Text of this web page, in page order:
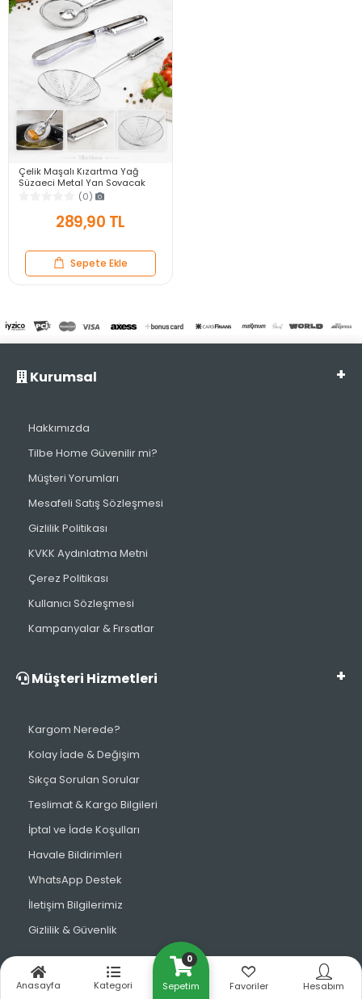
Çelik Maşalı Kızartma Yağ
Süzgeci Metal Yan Soyacak
Patates Soyacak Servis Seti
Kepçe Kevgir Süzgeç
(0)
289,90 TL
Sepete Ekle
0
Sepetim
Anasayfa Kategori Favoriler Hesabım
Kurumsal
Hakkımızda
Tilbe Home Güvenilir mi?
Müşteri Yorumları
Mesafeli Satış Sözleşmesi
Gizlilik Politikası
KVKK Aydınlatma Metni
Çerez Politikası
Kullanıcı Sözleşmesi
Kampanyalar & Fırsatlar
Müşteri Hizmetleri
Kargom Nerede?
Kolay İade & Değişim
Sıkça Sorulan Sorular
Teslimat & Kargo Bilgileri
İptal ve İade Koşulları
Havale Bildirimleri
WhatsApp Destek
İletişim Bilgilerimiz
Gizlilik & Güvenlik
Bize Ulaşın